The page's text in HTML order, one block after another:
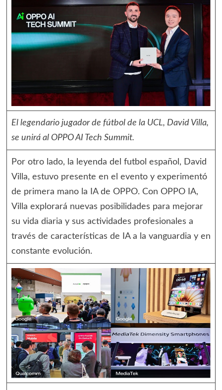
El legendario jugador de fútbol de la UCL, David Villa,
se unirá al OPPO AI Tech Summit.
Por otro lado, la leyenda del futbol español, David
Villa, estuvo presente en el evento y experimentó
de primera mano la IA de OPPO. Con OPPO IA,
Villa explorará nuevas posibilidades para mejorar
su vida diaria y sus actividades profesionales a
través de características de IA a la vanguardia y en
constante evolución.